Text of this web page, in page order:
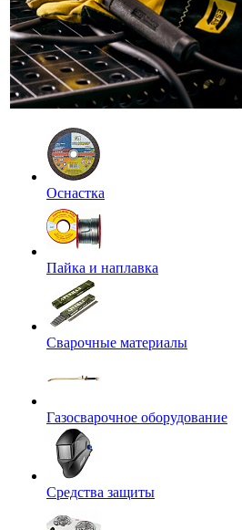
Оснастка
Пайка и наплавка
Сварочные материалы
Газосварочное оборудование
Средства защиты